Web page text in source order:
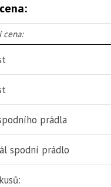
cena:
prádla
spodní prádlo